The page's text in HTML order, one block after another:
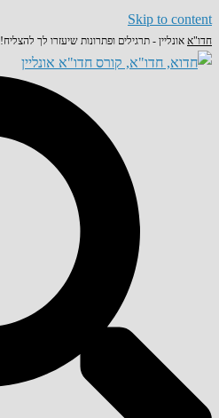
Skip to content
חדו"א אונליין - תרגילים ופתרונות שיעזרו לך להצליח!